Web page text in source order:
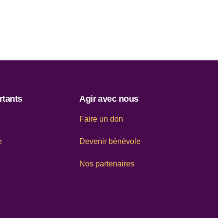
Agir avec nous
Faire un don
Devenir bénévole
Nos partenaires